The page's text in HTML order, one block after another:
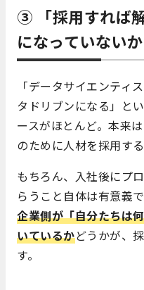
③ 「採用すれば
になっていないか
「データサイエンティ
タドリブンになる」と
ースがほとんど。本来
のために人材を採用す
もちろん、入社後にプ
らうこと自体は有意義
企業側が「自分たちは
いているかどうかが、
す。